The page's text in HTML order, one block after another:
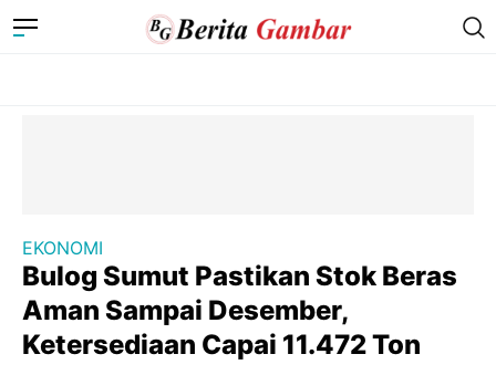
EKONOMI
Bulog Sumut Pastikan Stok Beras
Aman Sampai Desember,
Ketersediaan Capai 11.472 Ton